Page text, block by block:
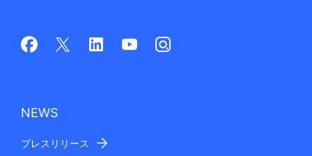
NEWS
プレスリリース